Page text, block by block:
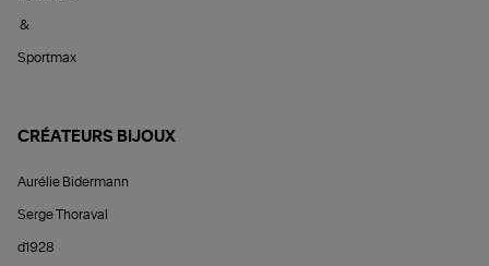
&
Sportmax
CRÉATEURS BIJOUX
Aurélie Bidermann
Serge Thoraval
d1928